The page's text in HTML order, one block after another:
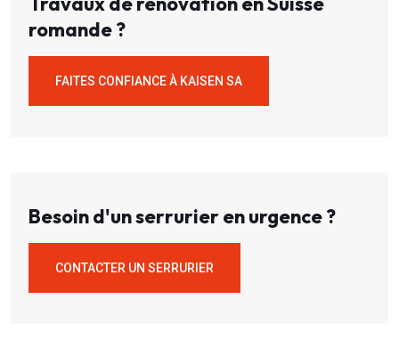
romande ?
FAITES CONFIANCE À KAISEN SA
Besoin d'un serrurier en urgence ?
CONTACTER UN SERRURIER